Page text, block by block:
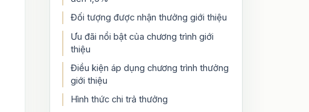
Đối tượng được nhận thưởng giới thiệu
Ưu đãi nổi bật của chương trình giới
thiệu
Điều kiện áp dụng chương trình thưởng
giới thiệu
Hình thức chi trả thưởng